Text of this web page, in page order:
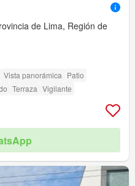
de Lima, Región de
Vista panorámica Patio
Terraza Vigilante